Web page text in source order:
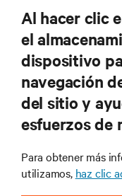
RECURSOS
CORPORATIVO
Al hacer clic
el
dispositivo
navegación
del sitio y
esfuerzos de
Para obtener más
utilizamos, haz clic